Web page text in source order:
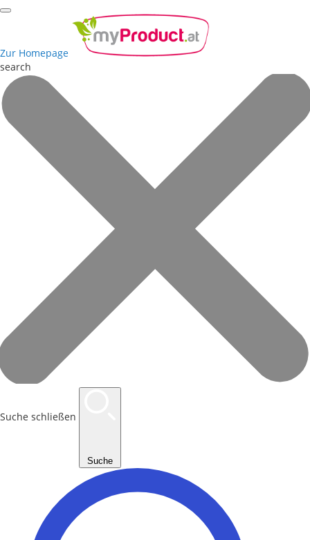
Zur Homepage
search
Suche schließen
Suche